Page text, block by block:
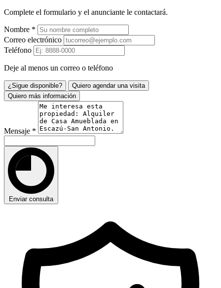
Complete el formulario y el anunciante le contactará.
Nombre *
Correo electrónico
Teléfono
Deje al menos un correo o teléfono
¿Sigue disponible?
Quiero agendar una visita
Quiero más información
Mensaje *
Enviar consulta